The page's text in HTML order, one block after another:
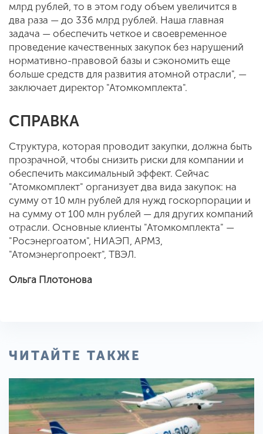
млрд рублей, то в этом году объем увеличится в
два раза — до 336 млрд рублей. Наша главная
задача — обеспечить четкое и своевременное
проведение качественных закупок без нарушений
нормативно-правовой базы и сэкономить еще
больше средств для развития атомной отрасли", —
заключает директор "Атомкомплекта".
СПРАВКА
Структура, которая проводит закупки, должна быть
прозрачной, чтобы снизить риски для компании и
обеспечить максимальный эффект. Сейчас
"Атомкомплект" организует два вида закупок: на
сумму от 10 млн рублей для нужд госкорпорации и
на сумму от 100 млн рублей — для других компаний
отрасли. Основные клиенты "Атомкомплекта" —
"Росэнергоатом", НИАЭП, АРМЗ,
"Атомэнергопроект", ТВЭЛ.
Ольга Плотонова
ЧИТАЙТЕ ТАКЖЕ